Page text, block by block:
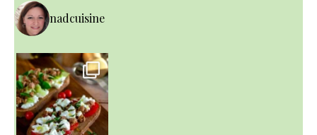
nadcuisine